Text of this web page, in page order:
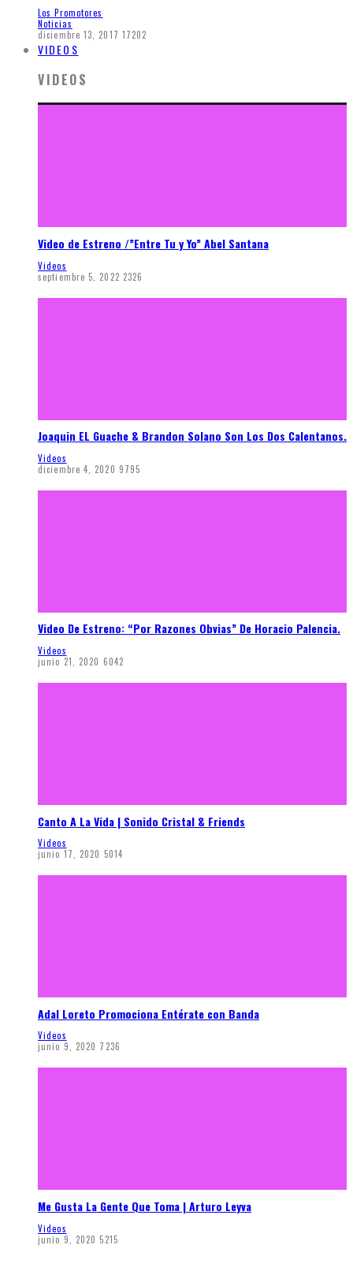
Los Promotores
Noticias
diciembre 13, 2017 17202
VIDEOS
VIDEOS
Video de Estreno /”Entre Tu y Yo” Abel Santana
Videos
septiembre 5, 2022 2326
Joaquin EL Guache & Brandon Solano Son Los Dos Calentanos.
Videos
diciembre 4, 2020 9795
Video De Estreno: “Por Razones Obvias” De Horacio Palencia.
Videos
junio 21, 2020 6042
Canto A La Vida | Sonido Cristal & Friends
Videos
junio 17, 2020 5014
Adal Loreto Promociona Entérate con Banda
Videos
junio 9, 2020 7236
Me Gusta La Gente Que Toma | Arturo Leyva
Videos
junio 9, 2020 5215